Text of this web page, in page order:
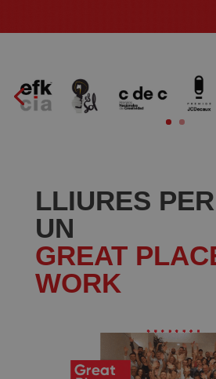
LLIURES
UN
GREAT
WORK